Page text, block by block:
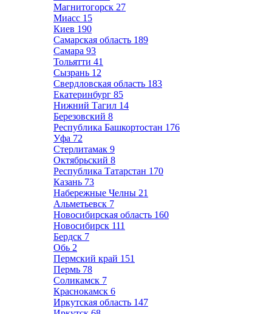
Магнитогорск 27
Миасс 15
Киев 190
Самарская область 189
Самара 93
Тольятти 41
Сызрань 12
Свердловская область 183
Екатеринбург 85
Нижний Тагил 14
Березовский 8
Республика Башкортостан 176
Уфа 72
Стерлитамак 9
Октябрьский 8
Республика Татарстан 170
Казань 73
Набережные Челны 21
Альметьевск 7
Новосибирская область 160
Новосибирск 111
Бердск 7
Обь 2
Пермский край 151
Пермь 78
Соликамск 7
Краснокамск 6
Иркутская область 147